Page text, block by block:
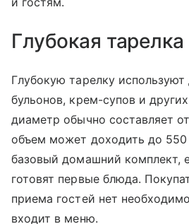
Глубокая
Глубокую тарелку используют
бульонов, крем-супов и
диаметр обычно составляет
объем может доходить до
базовый домашний комплект,
готовят первые блюда.
приема гостей нет
входит в меню.